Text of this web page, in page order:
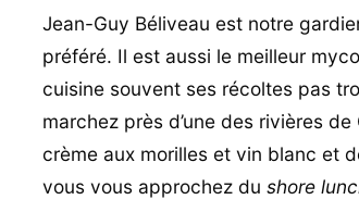
Jean-Guy Béliveau est notre
préféré. Il est aussi le meilleur
cuisine souvent ses récoltes pas
marchez près d’une des rivières
crème aux morilles et vin blanc et
vous vous approchez du shore